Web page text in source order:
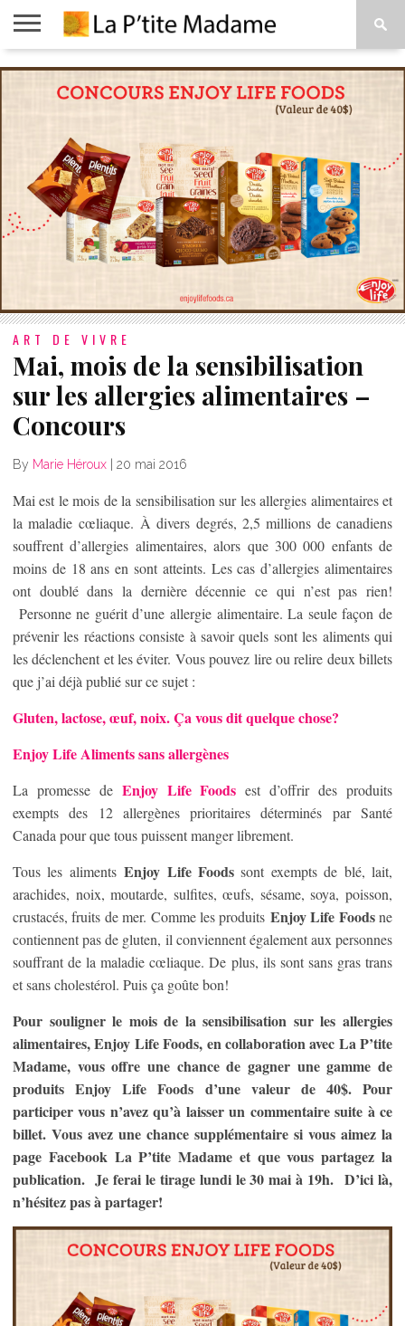
ACCUEIL
PROPOS
ART DE VIVRE
Mai, mois de la sensibilisation
sur les allergies alimentaires –
Concours
By Marie Héroux | 20 mai 2016
Mai est le mois de la sensibilisation sur les allergies alimentaires et
la maladie cœliaque. À divers degrés, 2,5 millions de canadiens
souffrent d’allergies alimentaires, alors que 300 000 enfants de
moins de 18 ans en sont atteints. Les cas d’allergies alimentaires
ont doublé dans la dernière décennie ce qui n’est pas rien!
Personne ne guérit d’une allergie alimentaire. La seule façon de
prévenir les réactions consiste à savoir quels sont les aliments qui
les déclenchent et les éviter. Vous pouvez lire ou relire deux billets
que j’ai déjà publié sur ce sujet :
Gluten, lactose, œuf, noix. Ça vous dit quelque chose?
Enjoy Life Aliments sans allergènes
La promesse de Enjoy Life Foods est d’offrir des produits
exempts des 12 allergènes prioritaires déterminés par Santé
Canada pour que tous puissent manger librement.
Tous les alimentsEnjoy Life Foods sont exempts de blé, lait,
arachides, noix, moutarde, sulfites, œufs, sésame, soya, poisson,
crustacés, fruits de mer. Comme les produits Enjoy Life Foodsne
contiennent pas de gluten, il conviennent également aux personnes
souffrant de la maladie cœliaque. De plus, ils sont sans gras trans
et sans cholestérol. Puis ça goûte bon!
Pour souligner le mois de la sensibilisation sur les allergies
alimentaires, Enjoy Life Foods, en collaboration avec La P’tite
Madame, vous offre une chance de gagner une gamme de
produits Enjoy Life Foods d’une valeur de 40$. Pour
participer vous n’avez qu’à laisser un commentaire suite à ce
billet. Vous avez une chance supplémentaire si vous aimez la
page Facebook La P’tite Madame et que vous partagez la
publication. Je ferai le tirage lundi le 30 mai à 19h. D’ici là,
n’hésitez pas à partager!